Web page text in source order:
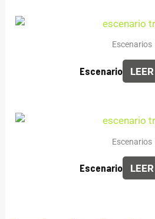
Escenarios
Escenario
Escenarios
Escenario